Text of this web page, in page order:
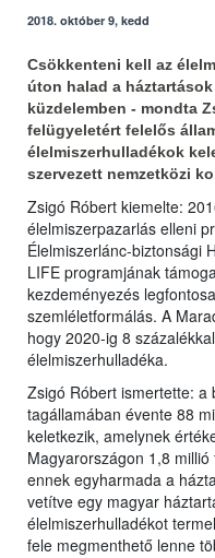
2018. október 9, kedd
Csökkenteni kell az
úton halad a
küzdelemben - mondta
felügyeletért felelős
élelmiszerhulladékok
szervezett nemzetközi
Zsigó Róbert kiemelte:
élelmiszerpazarlás elleni
Élelmiszerlánc-biztonsági
LIFE programjának
kezdeményezés
szemléletformálás. A
hogy 2020-ig 8
élelmiszerhulladéka.
Zsigó Róbert ismertette: a
tagállamában évente 88
keletkezik, amelynek
Magyarországon 1,8
ennek egyharmada a
vetítve egy magyar
élelmiszerhulladékot
fele megmenthető lenne